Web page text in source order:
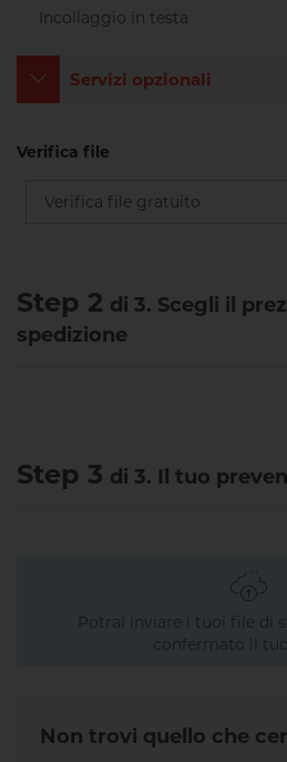
Servizi opzionali
Verifica file
Step 2 di 3. Scegli il
spedizione
Step 3 di 3. Il tuo
Potrai inviare i tuoi file di
confermato il
Non trovi quello che